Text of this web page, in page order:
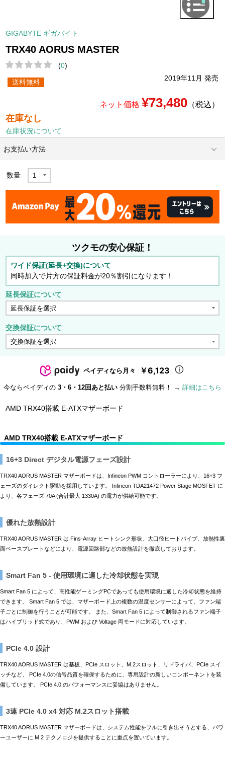
GIGABYTE ギガバイト
TRX40 AORUS MASTER
(0)
2019年11月 発売
送料無料
ネット価格 ¥73,480（税込）
在庫なし
在庫状況について
お支払い方法
数量
ツクモの安心保証！
ワイド保証(延長+交換)について
同時加入で片方の保証料金が20％割引になります！
延長保証について
交換保証について
ペイディなら月々 ￥6,123
今ならペイディの 3・6・12回あと払い 分割手数料無料！ → 詳細はこちら
AMD TRX40搭載 E-ATXマザーボード
AMD TRX40搭載 E-ATXマザーボード
16+3 Direct デジタル電源フェーズ設計
TRX40 AORUS MASTER マザーボードは、Infineon PWM コントローラーにより、16+3 フ
ェーズのダイレクト駆動を採用しています。 Infineon TDA21472 Power Stage MOSFET に
より、各フェーズ 70A (合計最大 1330A) の電力が供給可能です。
優れた放熱設計
TRX40 AORUS MASTER は Fins-Array ヒートシンク形状、大口径ヒートパイプ、放熱性裏
面ベースプレートなどにより、電源回路部などの放熱設計を徹底しております。
Smart Fan 5 - 使用環境に適した冷却状態を実現
Smart Fan 5 によって、高性能ゲーミングPCであっても使用環境に適した冷却状態を維持
できます。 Smart Fan 5 では、マザーボード上の複数の温度センサーによって、ファン端
子ごとに制御を行うことが可能です。 また、Smart Fan 5 によって制御されるファン端子
はハイブリッド式であり、PWM および Voltage 両モードに対応しています。
PCIe 4.0 設計
TRX40 AORUS MASTER は基板、PCIe スロット、M.2スロット、リドライバ、PCIe スイ
ッチなど、 PCIe 4.0の信号品質を確保するために、専用設計の新しいコンポーネントを装
備しています。 PCIe 4.0 のパフォーマンスに妥協はありません。
3連 PCIe 4.0 x4 対応 M.2スロット搭載
TRX40 AORUS MASTER マザーボードは、システム性能をフルに引き出そうとする、パワ
ーユーザーに M.2 テクノロジを提供することに重点を置いています。